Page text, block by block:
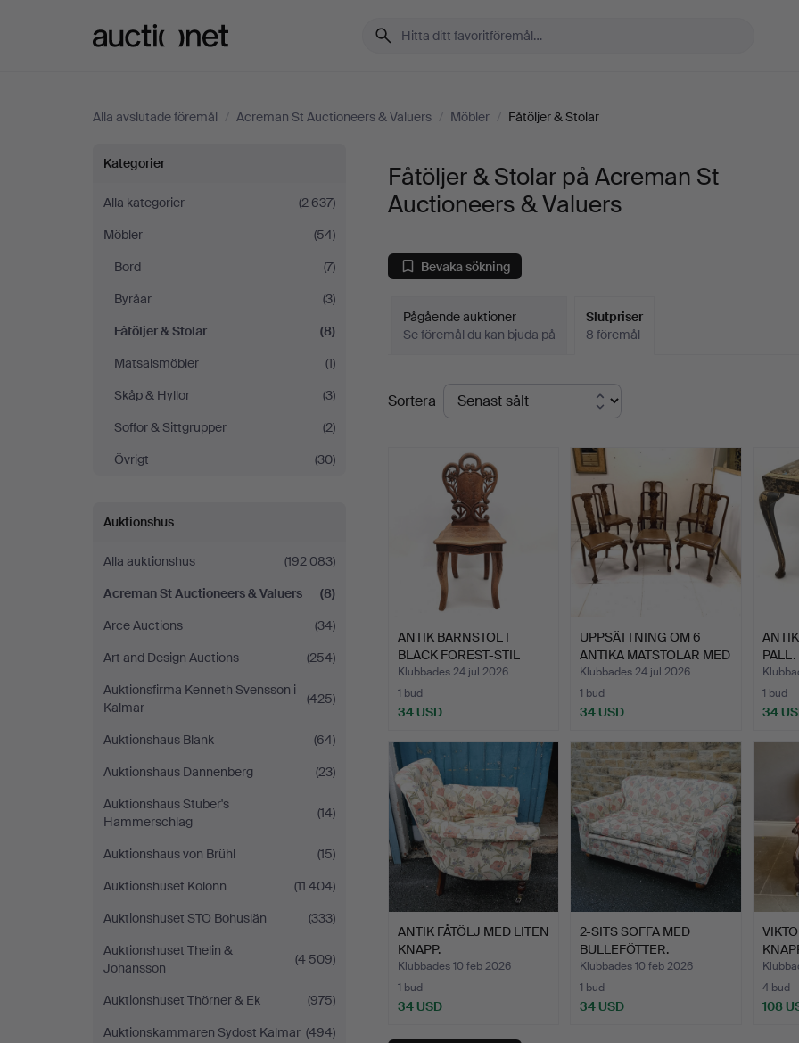
Alla avslutade föremål / Acreman St Auctioneers & Valuers / Möbler / Fåtöljer & Stolar
Fåtöljer
&
Stolar
på
Acreman
St
Auctioneers
Valuers
Kategorier
Alla kategorier
(2 637)
Möbler
(54)
Bord
(7)
Byråar
(3)
Fåtöljer & Stolar
(8)
Matsalsmöbler
(1)
Skåp & Hyllor
(3)
Soffor & Sittgrupper
(2)
Övrigt
(30)
Auktionshus
Alla auktionshus
(192 083)
Acreman St Auctioneers & Valuers
(8)
Arce Auctions
(34)
Art and Design Auctions
(254)
Auktionsfirma Kenneth Svensson i
Kalmar
(425)
Auktionshaus Blank
(64)
Auktionshaus Dannenberg
(23)
Auktionshaus Stuber's
Hammerschlag
(14)
Auktionshaus von Brühl
(15)
Auktionshuset Kolonn
(11 404)
Auktionshuset STO Bohuslän
(333)
Auktionshuset Thelin &
Johansson
(4 509)
Auktionshuset Thörner & Ek
(975)
Auktionskammaren Sydost Kalmar (494)
Fåtöljer & Stolar på Acreman St
Auctioneers & Valuers
Bevaka sökning
Pågående auktioner
Se föremål du kan bjuda på
Slutpriser
8 föremål
Slutpriser
Sortera
ANTIK BARNSTOL I
BLACK FOREST-STIL
MED UPP…
Klubbades 24 jul 2026
1 bud
34 USD
UPPSÄTTNING OM 6
ANTIKA MATSTOLAR MED
HÖG …
Klubbades 24 jul 2026
1 bud
34 USD
PALL.
1 bud
34
ANTIK FÅTÖLJ MED LITEN
KNAPP.
Klubbades 10 feb 2026
1 bud
34 USD
2-SITS SOFFA MED
BULLEFÖTTER.
Klubbades 10 feb 2026
1 bud
34 USD
4 bud
108